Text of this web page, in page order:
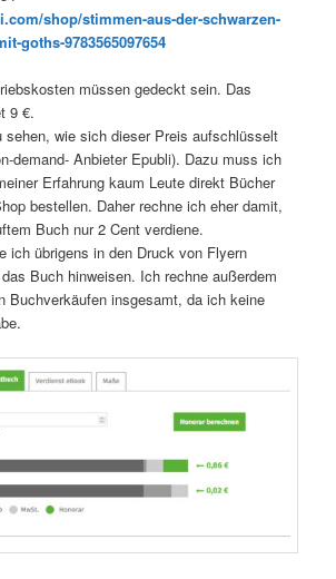
shop/stimmen-aus-der-schwarzen-
goths-9783565097654
müssen gedeckt sein. Das
9 €.
sehen, wie sich dieser Preis aufschlüsselt
demand- Anbieter Epubli). Dazu muss ich
Erfahrung kaum Leute direkt Bücher
bestellen. Daher rechne ich eher damit,
Buch nur 2 Cent verdiene.
ich übrigens in den Druck von Flyern
Buch hinweisen. Ich rechne außerdem
Buchverkäufen insgesamt, da ich keine